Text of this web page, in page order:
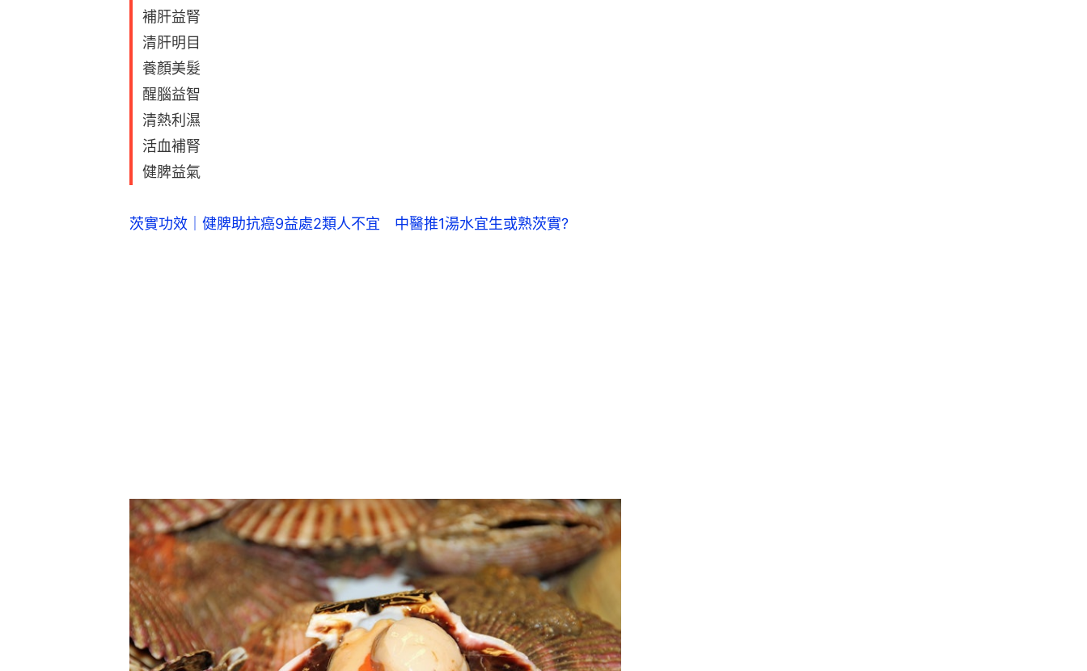
補肝益腎
清肝明目
養顏美髮
醒腦益智
清熱利濕
活血補腎
健脾益氣
茨實功效｜健脾助抗癌9益處2類人不宜　中醫推1湯水宜生或熟茨實?